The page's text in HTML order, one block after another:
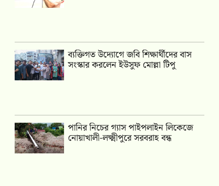
ব্যক্তিগত উদ্যোগে জবি শিক্ষার্থীদের বাস
সংস্কার করলেন ইউসুফ মোল্লা টিপু
পানির নিচের গ্যাস পাইপলাইন লিকেজে
নোয়াখালী-লক্ষ্মীপুরে সরবরাহ বন্ধ